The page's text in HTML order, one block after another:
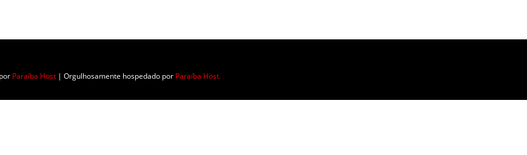
por Paraíba Host | Orgulhosamente hospedado por Paraíba Host.